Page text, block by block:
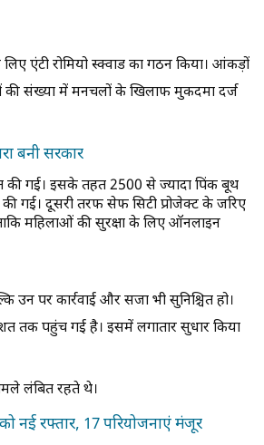
एंटी रोमियो स्क्वाड का गठन किया। आंकड़ों
की संख्या में मनचलों के खिलाफ मुकदमा दर्ज
बनी सरकार
गई। इसके तहत 2500 से ज्यादा पिंक बूथ
गई। दूसरी तरफ सेफ सिटी प्रोजेक्ट के जरिए
महिलाओं की सुरक्षा के लिए ऑनलाइन
उन पर कार्रवाई और सजा भी सुनिश्चित हो।
तक पहुंच गई है। इसमें लगातार सुधार किया
लंबित रहते थे।
नई रफ्तार, 17 परियोजनाएं मंजूर